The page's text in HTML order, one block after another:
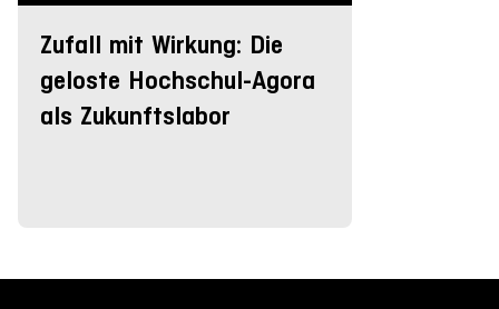
Zufall mit Wirkung: Die
geloste Hochschul-Agora
als Zukunftslabor